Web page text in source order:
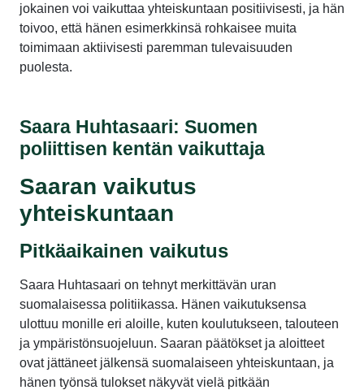
jokainen voi vaikuttaa yhteiskuntaan positiivisesti, ja hän
toivoo, että hänen esimerkkinsä rohkaisee muita
toimimaan aktiivisesti paremman tulevaisuuden
puolesta.
Saara Huhtasaari: Suomen
poliittisen kentän vaikuttaja
Saaran vaikutus
yhteiskuntaan
Pitkäaikainen vaikutus
Saara Huhtasaari on tehnyt merkittävän uran
suomalaisessa politiikassa. Hänen vaikutuksensa
ulottuu monille eri aloille, kuten koulutukseen, talouteen
ja ympäristönsuojeluun. Saaran päätökset ja aloitteet
ovat jättäneet jälkensä suomalaiseen yhteiskuntaan, ja
hänen työnsä tulokset näkyvät vielä pitkään